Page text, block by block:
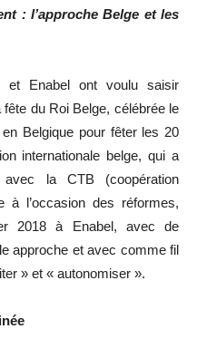
: l’approche Belge et les
et Enabel ont voulu saisir
fête du Roi Belge, célébrée le
Belgique pour fêter les 20
internationale belge, qui a
la CTB (coopération
à l’occasion des réformes,
2018 à Enabel, avec de
approche et avec comme fil
» et « autonomiser ».